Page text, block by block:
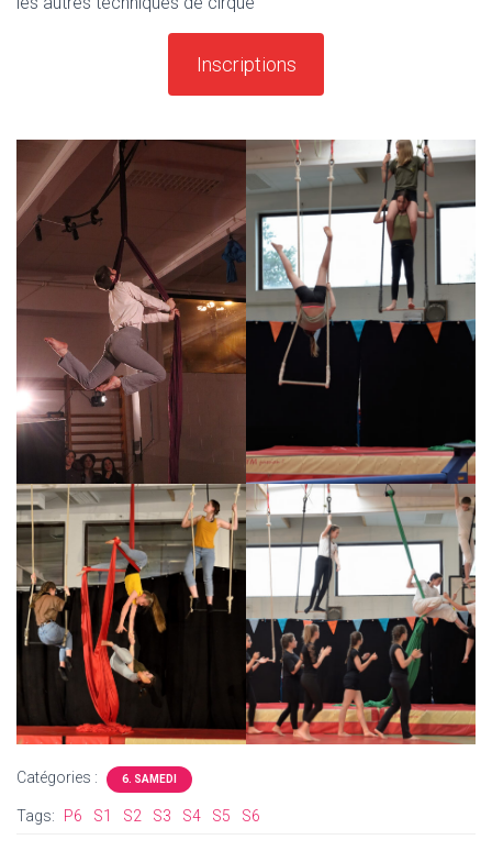
Inscriptions
Catégories : 6. SAMEDI
Tags: P6 S1 S2 S3 S4 S5 S6